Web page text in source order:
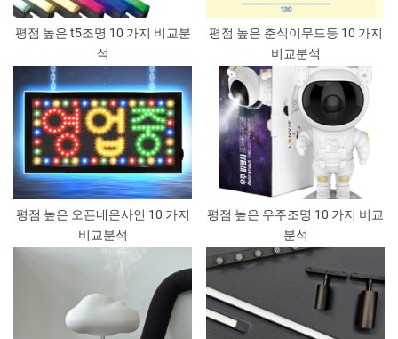
평점 높은 t5조명 10 가지 비교분
석
평점 높은 춘식이무드등 10 가지
비교분석
평점 높은 오픈네온사인 10 가지
비교분석
평점 높은 우주조명 10 가지 비교
분석